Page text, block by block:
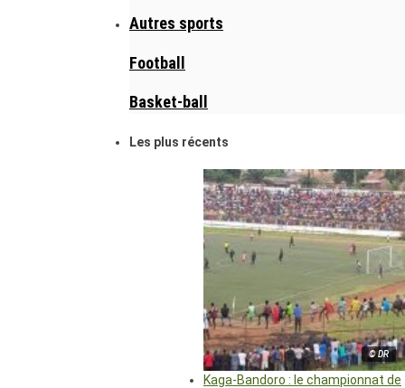
Autres sports
Football
Basket-ball
Les plus récents
© DR
Kaga-Bandoro : le championnat de